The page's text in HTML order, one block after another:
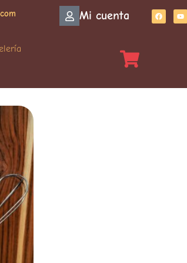
Mi cuenta